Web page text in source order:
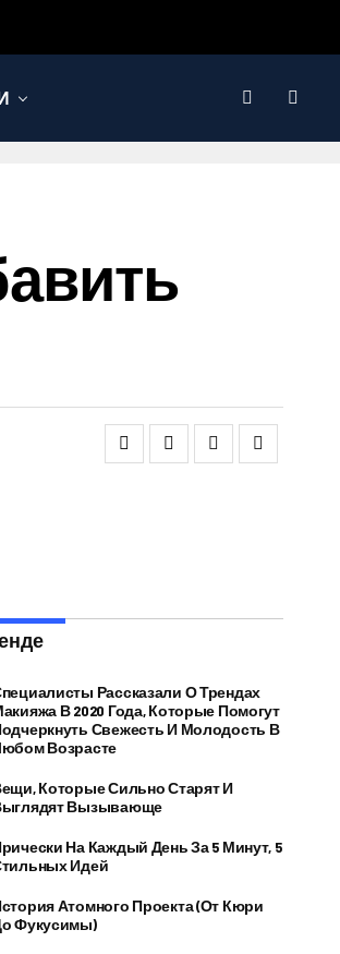
Рассказали О Трендах
В 2020 Года, Которые Помогут
Свежесть И Молодость В
Возрасте
Которые Сильно Старят И
Вызывающе
На Каждый День За 5 Минут, 5
Идей
Атомного Проекта (от Кюри
Фукусимы)